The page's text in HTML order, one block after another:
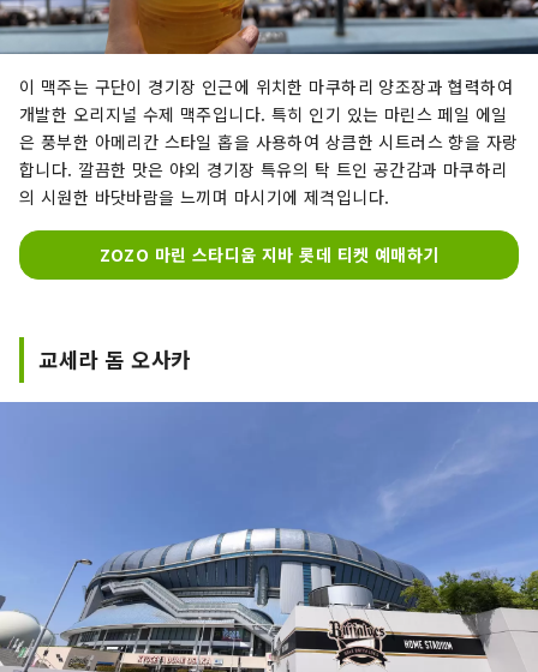
이 맥주는 구단이 경기장 인근에 위치한 마쿠하리 양조장과 협력하여
개발한 오리지널 수제 맥주입니다. 특히 인기 있는 마린스 페일 에일
은 풍부한 아메리칸 스타일 홉을 사용하여 상큼한 시트러스 향을 자랑
합니다. 깔끔한 맛은 야외 경기장 특유의 탁 트인 공간감과 마쿠하리
의 시원한 바닷바람을 느끼며 마시기에 제격입니다.
ZOZO 마린 스타디움 지바 롯데 티켓 예매하기
교세라 돔 오사카